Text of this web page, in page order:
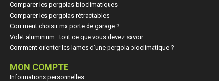
Comparer les pergolas bioclimatiques
Comparer les pergolas rétractables
Comment choisir ma porte de garage ?
Volet aluminium : tout ce que vous devez savoir
Comment orienter les lames d’une pergola bioclimatique ?
MON COMPTE
Informations personnelles